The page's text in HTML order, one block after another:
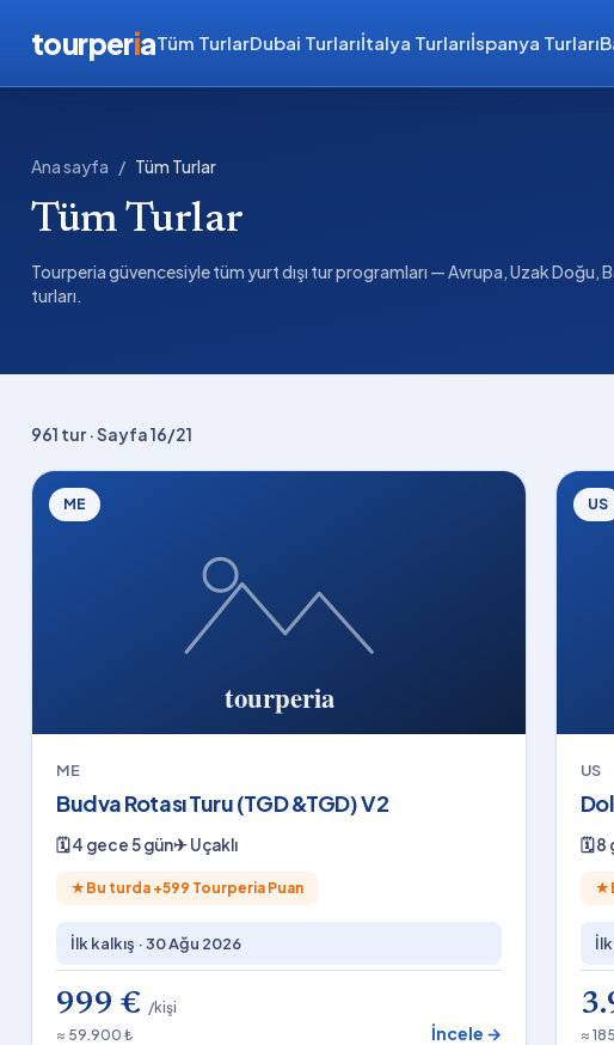
tourperiaTüm TurlarDubai Turlarıİtalya Turlarıİspanya Turları
Ana sayfa / Tüm Turlar
Tüm Turlar
Tourperia güvencesiyle tüm yurt dışı tur programları — Avrupa, Uzak Doğu,
turları.
961 tur · Sayfa 16/21
ME
ME
Budva Rotası Turu (TGD &TGD) V2
🗓4 gece 5 gün✈Uçaklı
★ Bu turda +599 Tourperia Puan
İlk kalkış ·30 Ağu 2026
999 € /kişi
≈ 59.900 ₺
İncele →
US
US
🗓8
★
İlk
≈